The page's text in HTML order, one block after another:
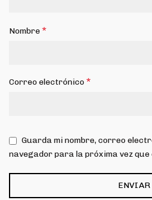
Nombre*
Correo electrónico*
Guarda mi nombre, correo
navegador para la próxima vez que